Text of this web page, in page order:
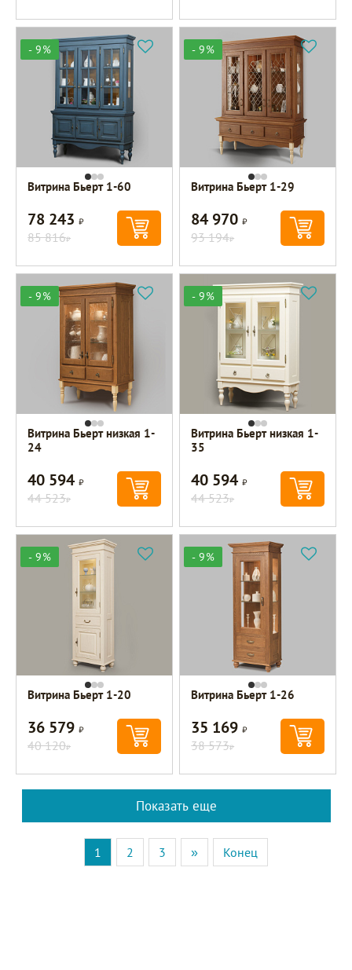
- 9%
Витрина Бьерт 1-60
78 243Р
85 816Р
- 9%
Витрина Бьерт 1-29
84 970Р
93 194Р
- 9%
Витрина Бьерт низкая 1-
24
40 594Р
44 523Р
- 9%
Витрина Бьерт низкая 1-
35
40 594Р
44 523Р
- 9%
Витрина Бьерт 1-20
36 579Р
40 120Р
- 9%
Витрина Бьерт 1-26
35 169Р
38 573Р
Показать еще
1 2 3 » Конец